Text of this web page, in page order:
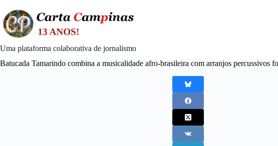
content
Uma plataforma colaborativa de jornalismo
Batucada Tamarindo combina a musicalidade afro-brasileira com arranjos percussivos